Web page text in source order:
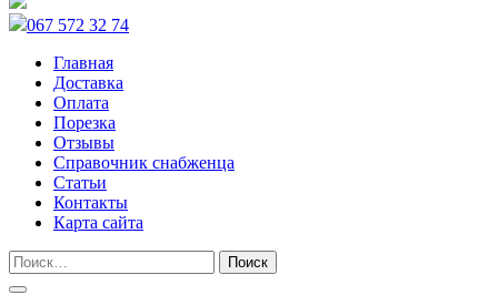
067 572 32 74
Главная
Доставка
Оплата
Порезка
Отзывы
Справочник снабженца
Статьи
Контакты
Карта сайта